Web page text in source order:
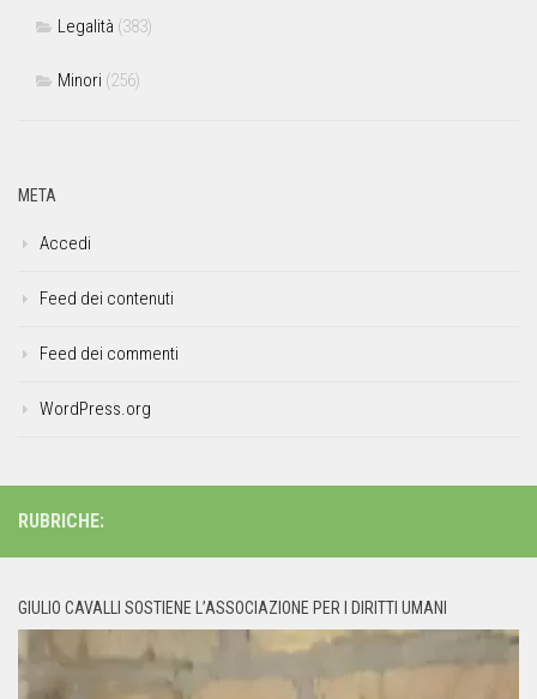
Legalità (383)
Minori (256)
META
Accedi
Feed dei contenuti
Feed dei commenti
WordPress.org
RUBRICHE:
GIULIO CAVALLI SOSTIENE L’ASSOCIAZIONE PER I DIRITTI UMANI
Player